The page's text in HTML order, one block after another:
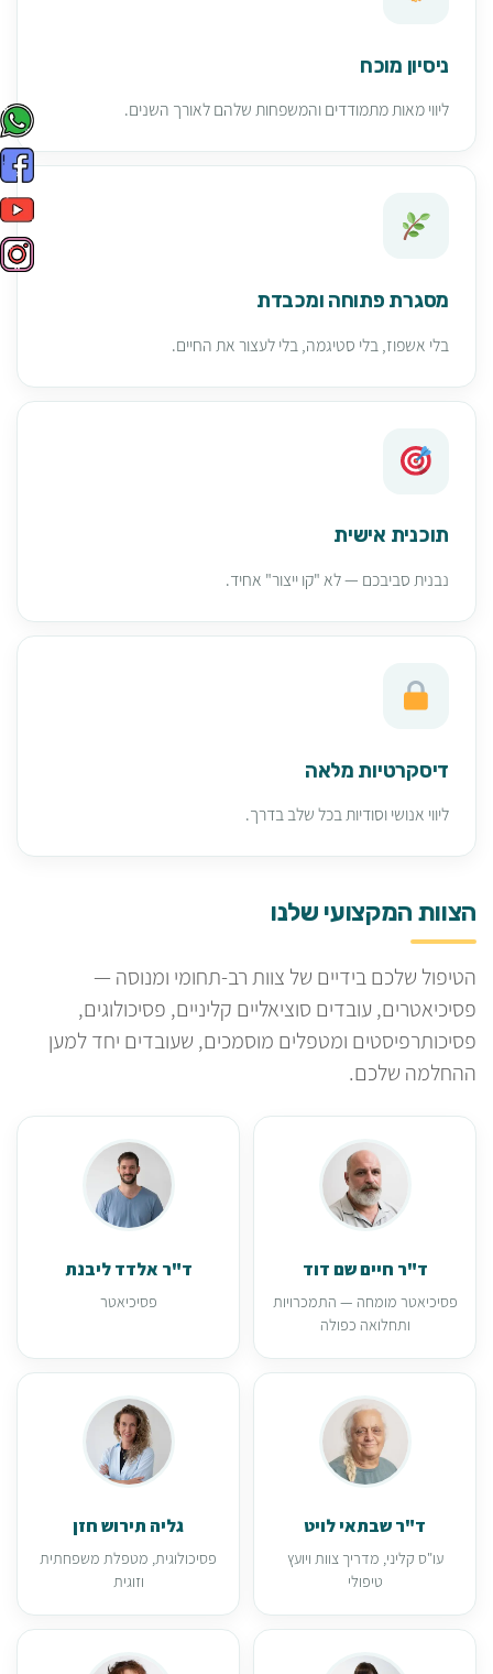
ניסיון מוכח
ליווי מאות מתמודדים והמשפחות שלהם לאורך השנים.
מסגרת פתוחה ומכבדת
בלי אשפוז, בלי סטיגמה, בלי לעצור את החיים.
תוכנית אישית
נבנית סביבכם — לא "קו ייצור" אחיד.
דיסקרטיות מלאה
ליווי אנושי וסודיות בכל שלב בדרך.
הצוות המקצועי שלנו
הטיפול שלכם בידיים של צוות רב-תחומי ומנוסה —
פסיכיאטרים, עובדים סוציאליים קליניים, פסיכולוגים,
פסיכותרפיסטים ומטפלים מוסמכים, שעובדים יחד למען
ההחלמה שלכם.
ד"ר חיים שם דוד
פסיכיאטר מומחה — התמכרויות
ותחלואה כפולה
ד"ר אלדד ליבנת
פסיכיאטר
ד"ר שבתאי לויט
עו"ס קליני, מדריך צוות ויועץ
טיפולי
גליה תירוש חזן
פסיכולוגית, מטפלת משפחתית
וזוגית